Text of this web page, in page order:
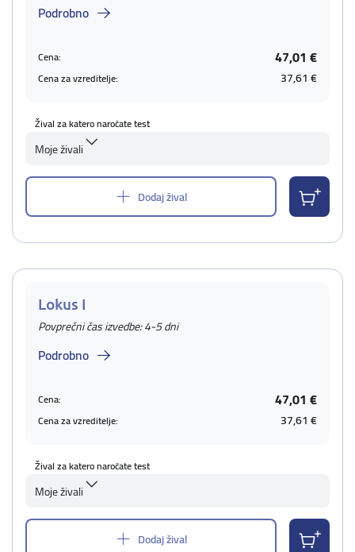
Podrobno
Cena: 47,01 €
Cena za vzreditelje: 37,61 €
Žival za katero naročate test
Moje živali
Dodaj žival
Lokus I
Povprečni čas izvedbe: 4-5 dni
Podrobno
Cena: 47,01 €
Cena za vzreditelje: 37,61 €
Žival za katero naročate test
Moje živali
Dodaj žival